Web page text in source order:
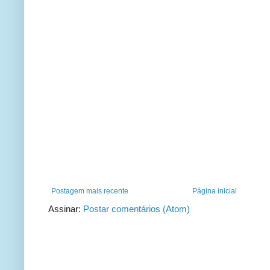
Postagem mais recente Página inicial
Assinar: Postar comentários (Atom)